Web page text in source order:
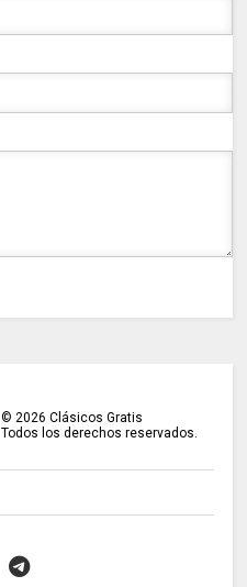
© 2026 Clásicos Gratis
Todos los derechos reservados.